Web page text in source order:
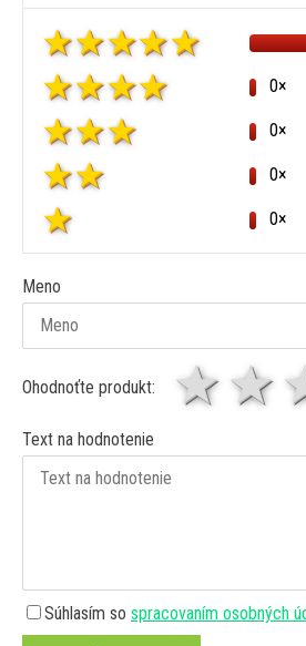
0×
0×
0×
0×
Meno
Ohodnoťte produkt: 1
Text na hodnotenie
Súhlasím so spracovaním osobných